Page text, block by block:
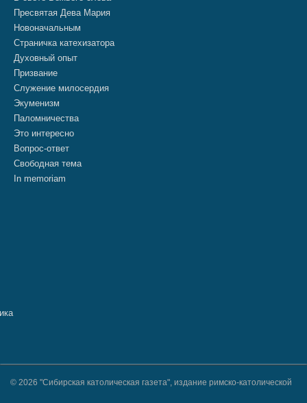
Пресвятая Дева Мария
Новоначальным
Страничка катехизатора
Духовный опыт
Призвание
Служение милосердия
Экуменизм
Паломничества
Это интересно
Вопрос-ответ
Свободная тема
In memoriam
© 2026 "Сибирская католическая газета", издание римско-католической